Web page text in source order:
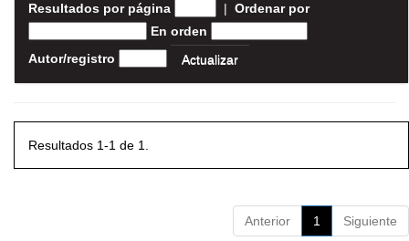
Resultados por página | Ordenar por
En orden
Autor/registro
Resultados 1-1 de 1.
Anterior 1 Siguiente